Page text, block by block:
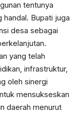
tentunya
Bupati juga
desa sebagai
yang telah
infrastruktur,
oleh sinergi
mensukseskan
daerah menurut